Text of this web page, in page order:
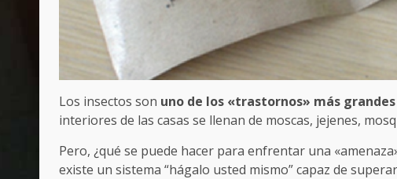
Los insectos son uno de los «trastornos» más grandes
interiores de las casas se llenan de moscas, jejenes,
Pero, ¿qué se puede hacer para enfrentar una
existe un sistema “hágalo usted mismo” capaz de